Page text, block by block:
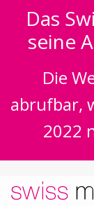
Das
seine
Die
abrufbar,
2022